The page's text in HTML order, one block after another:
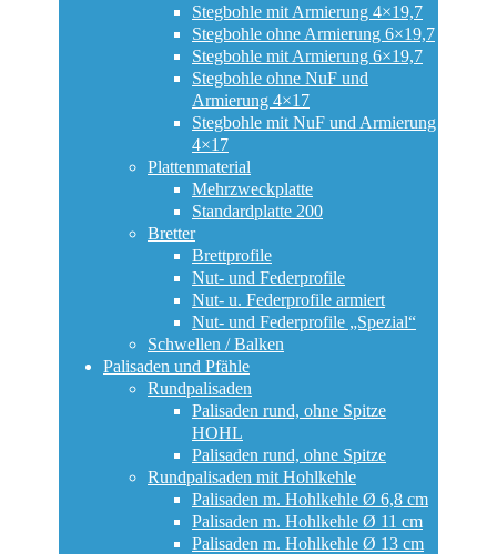
Stegbohle mit Armierung 4×19,7
Stegbohle ohne Armierung 6×19,7
Stegbohle mit Armierung 6×19,7
Stegbohle ohne NuF und
Armierung 4×17
Stegbohle mit NuF und Armierung
4×17
Plattenmaterial
Mehrzweckplatte
Standardplatte 200
Bretter
Brettprofile
Nut- und Federprofile
Nut- u. Federprofile armiert
Nut- und Federprofile „Spezial“
Schwellen / Balken
Palisaden und Pfähle
Rundpalisaden
Palisaden rund, ohne Spitze
HOHL
Palisaden rund, ohne Spitze
Rundpalisaden mit Hohlkehle
Palisaden m. Hohlkehle Ø 6,8 cm
Palisaden m. Hohlkehle Ø 11 cm
Palisaden m. Hohlkehle Ø 13 cm